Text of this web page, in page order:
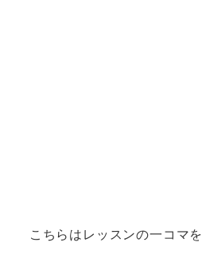
こちらはレッスンの一コマを